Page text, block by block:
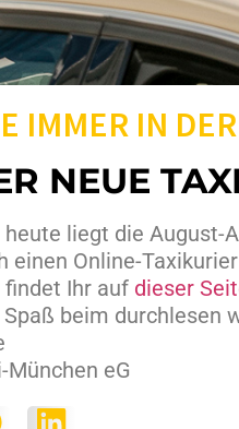
IMMER IN
NEUE
heute liegt die August-
einen Online-
findet Ihr auf dieser
beim durchlesen
München eG